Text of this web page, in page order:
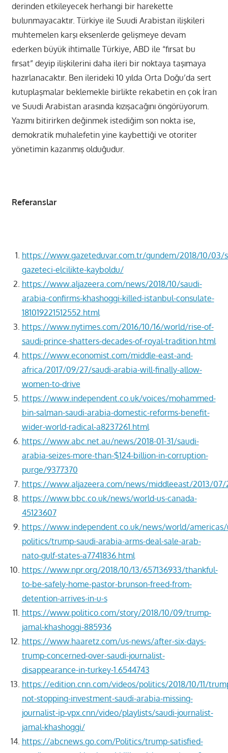
derinden etkileyecek herhangi bir harekette
bulunmayacaktır. Türkiye ile Suudi Arabistan ilişkileri
muhtemelen karşı eksenlerde gelişmeye devam
ederken büyük ihtimalle Türkiye, ABD ile “fırsat bu
fırsat” deyip ilişkilerini daha ileri bir noktaya taşımaya
hazırlanacaktır. Ben ilerideki 10 yılda Orta Doğu’da sert
kutuplaşmalar beklemekle birlikte rekabetin en çok İran
ve Suudi Arabistan arasında kızışacağını öngörüyorum.
Yazımı bitirirken değinmek istediğim son nokta ise,
demokratik muhalefetin yine kaybettiği ve otoriter
yönetimin kazanmış olduğudur.
Referanslar
https://www.gazeteduvar.com.tr/gundem/2018/10/03/
gazeteci-elcilikte-kayboldu/
https://www.aljazeera.com/news/2018/10/saudi-
arabia-confirms-khashoggi-killed-istanbul-consulate-
181019221512552.html
https://www.nytimes.com/2016/10/16/world/rise-of-
saudi-prince-shatters-decades-of-royal-tradition.html
https://www.economist.com/middle-east-and-
africa/2017/09/27/saudi-arabia-will-finally-allow-
women-to-drive
https://www.independent.co.uk/voices/mohammed-
bin-salman-saudi-arabia-domestic-reforms-benefit-
wider-world-radical-a8237261.html
https://www.abc.net.au/news/2018-01-31/saudi-
arabia-seizes-more-than-$124-billion-in-corruption-
purge/9377370
https://www.aljazeera.com/news/middleeast/2013/07/
https://www.bbc.co.uk/news/world-us-canada-
45123607
https://www.independent.co.uk/news/world/americas/
politics/trump-saudi-arabia-arms-deal-sale-arab-
nato-gulf-states-a7741836.html
https://www.npr.org/2018/10/13/657136933/thankful-
to-be-safely-home-pastor-brunson-freed-from-
detention-arrives-in-u-s
https://www.politico.com/story/2018/10/09/trump-
jamal-khashoggi-885936
https://www.haaretz.com/us-news/after-six-days-
trump-concerned-over-saudi-journalist-
disappearance-in-turkey-1.6544743
https://edition.cnn.com/videos/politics/2018/10/11/
not-stopping-investment-saudi-arabia-missing-
journalist-ip-vpx.cnn/video/playlists/saudi-journalist-
jamal-khashoggi/
https://abcnews.go.com/Politics/trump-satisfied-